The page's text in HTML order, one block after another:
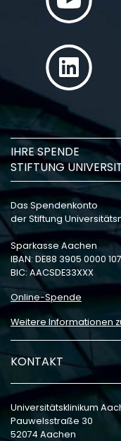
IHRE SPENDE
STIFTUNG
Das Spendenkonto
der Stiftung
Sparkasse Aachen
IBAN: DE88 3905 0000
BIC: AACSDE33XXX
Online-Spende
Weitere Informationen
KONTAKT
Universitätsklinikum
Pauwelsstraße 30
52074 Aachen